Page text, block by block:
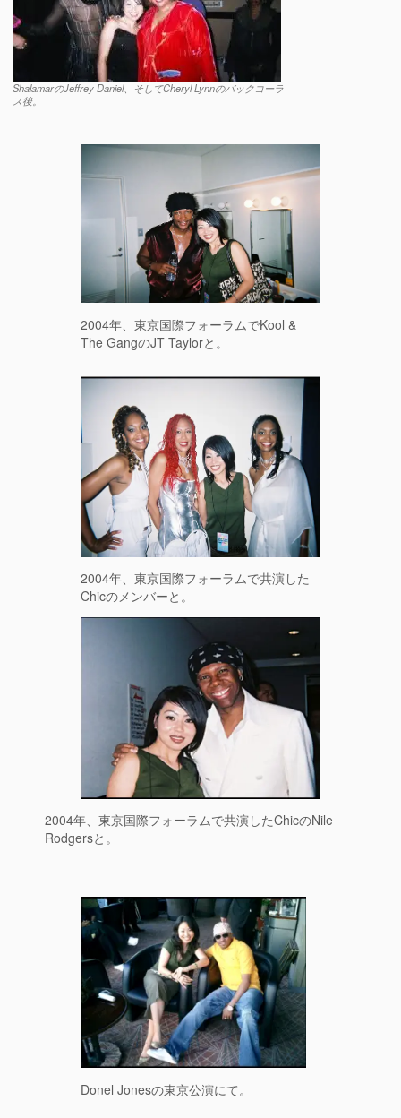
ShalamarのJeffrey Daniel、そしてCheryl Lynnのバックコーラ
ス後。
2004年、東京国際フォーラムでKool &
The GangのJT Taylorと。
2004年、東京国際フォーラムで共演した
Chicのメンバーと。
2004年、東京国際フォーラムで共演したChicのNile
Rodgersと。
Donel Jonesの東京公演にて。